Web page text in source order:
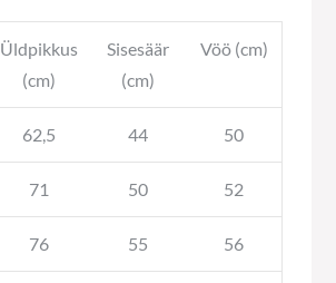
Üldpikkus
(cm)
Sisesäär
(cm)
Vöö (cm)
62,5 44 50
71 50 52
76 55 56